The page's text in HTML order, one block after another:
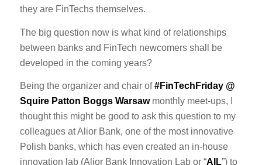
they are FinTechs themselves.
The big question now is what kind of relationships
between banks and FinTech newcomers shall be
developed in the coming years?
Being the organizer and chair of#FinTechFriday @
Squire Patton Boggs Warsawmonthly meet-ups, I
thought this might be good to ask this question to my
colleagues at Alior Bank, one of the most innovative
Polish banks, which has even created an in-house
innovation lab (Alior Bank Innovation Lab or “AIL”) to